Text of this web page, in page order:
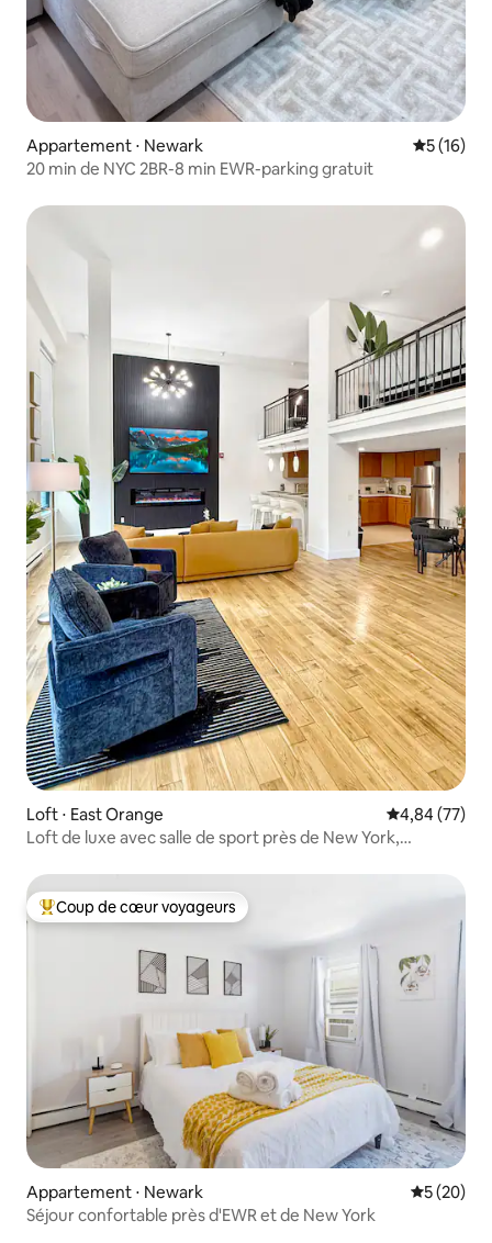
Appartement ⋅ Newark
5 (16)
20 min de NYC 2BR-8 min EWR-parking gratuit
Loft ⋅ East Orange Évaluation
4,84 (77)
Loft de luxe avec salle de sport près de New York,
Coups de cœur voyageurs les plus appréciés
Coup de cœur voyageurs
Appartement ⋅ Newark
5 (20)
Séjour confortable près d'EWR et de New York